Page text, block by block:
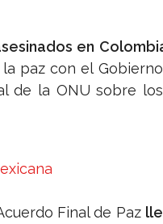
en
paz con el
de la ONU sobre
Final de Paz